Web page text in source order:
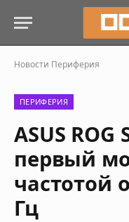
Новости Периферия
ПЕРИФЕРИЯ
ASUS
первый
частотой
Гц